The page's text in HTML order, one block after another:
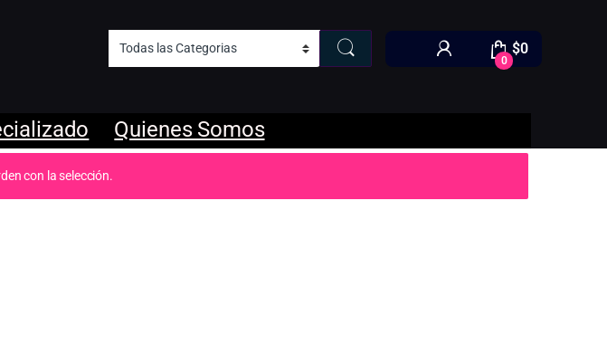
0
$0
Quienes Somos
con la selección.